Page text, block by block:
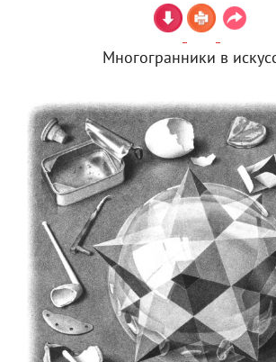
Многогранники в